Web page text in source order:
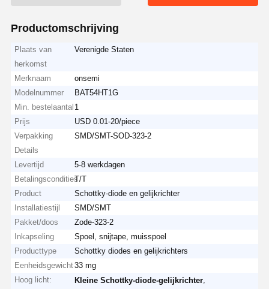
Productomschrijving
Plaats van
herkomst
Verenigde Staten
Merknaam
onsemi
Modelnummer
BAT54HT1G
Min. bestelaantal 1
Prijs
USD 0.01-20/piece
Verpakking
Details
SMD/SMT-SOD-323-2
Levertijd
5-8 werkdagen
BetalingsconditiesT/T
Product
Schottky-diode en gelijkrichter
Installatiestijl
SMD/SMT
Pakket/doos
Zode-323-2
Inkapseling
Spoel, snijtape, muisspoel
Producttype
Schottky diodes en gelijkrichters
Eenheidsgewicht33 mg
Hoog licht:
Kleine Schottky-diode-gelijkrichter